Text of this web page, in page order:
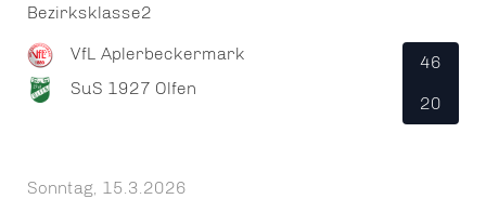
Bezirksklasse2
VfL Aplerbeckermark
SuS 1927 Olfen
46
20
Sonntag, 15.3.2026